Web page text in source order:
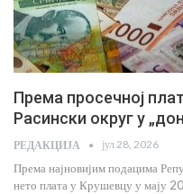
Према просечној
Расински округ у
РЕДАКЦИЈА јул 28, 2026
Према најновијим подацима
нето плата у Крушевцу у мају